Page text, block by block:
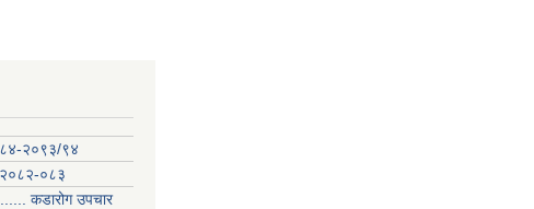
८४-२०९३/९४
२०८२-०८३
...... कडारोग उपचार